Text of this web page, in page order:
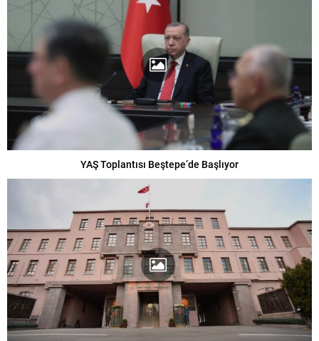
YAŞ Toplantısı Beştepe’de Başlıyor